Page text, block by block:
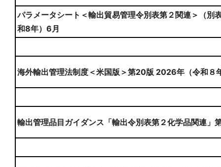
パラメータシート＜輸出貿易管理令別表第２関連＞（
和8年）6月
海外輸出管理法制度＜米国版＞第20版 2026年（令和８
輸出管理品目ガイダンス「輸出令別表第２化学品関連」